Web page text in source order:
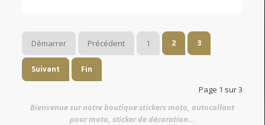
Démarrer Précédent 1 2 3
Suivant Fin
Page 1 sur 3
Bienvenue sur notre boutique stickers moto, autocollant
pour moto, sticker de décoration...